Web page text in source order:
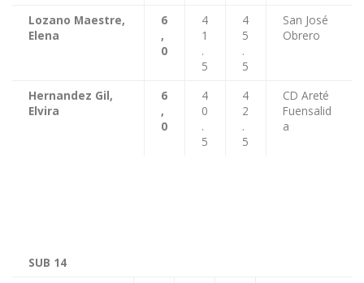
Lozano Maestre,
Elena
6
,
0
4
1
.
5
4
5
.
5
San José
Obrero
Hernandez Gil,
Elvira
6
,
0
4
0
.
5
4
2
.
5
CD Areté
Fuensalid
a
SUB 14